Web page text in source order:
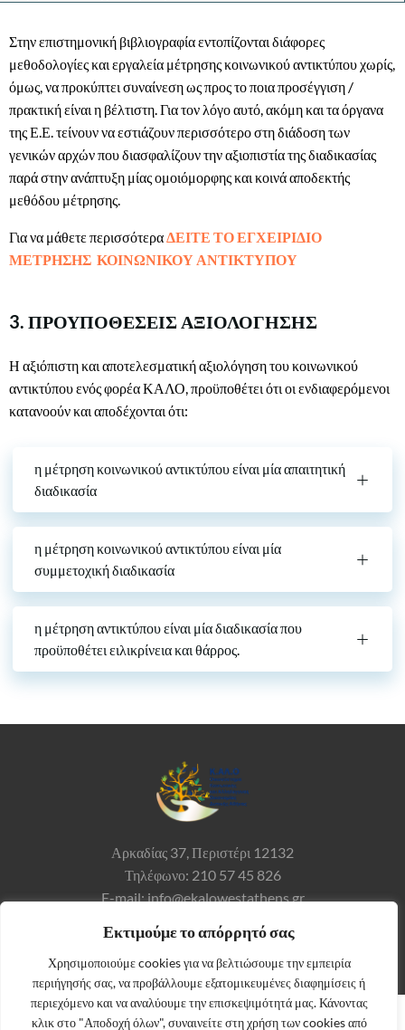
Εκτιμούμε το απόρρητό σας
Χρησιμοποιούμε cookies για να βελτιώσουμε την εμπειρία
περιήγησής σας, να προβάλλουμε εξατομικευμένες διαφημίσεις ή
περιεχόμενο και να αναλύουμε την επισκεψιμότητά μας. Κάνοντας
κλικ στο "Αποδοχή όλων", συναινείτε στη χρήση των cookies από
Στην επιστημονική βιβλιογραφία εντοπίζονται διάφορες
μεθοδολογίες και εργαλεία μέτρησης κοινωνικού αντικτύπου χωρίς,
όμως, να προκύπτει συναίνεση ως προς το ποια προσέγγιση /
πρακτική είναι η βέλτιστη. Για τον λόγο αυτό, ακόμη και τα όργανα
της Ε.Ε. τείνουν να εστιάζουν περισσότερο στη διάδοση των
γενικών αρχών που διασφαλίζουν την αξιοπιστία της διαδικασίας
παρά στην ανάπτυξη μίας ομοιόμορφης και κοινά αποδεκτής
μεθόδου μέτρησης.
Για να μάθετε περισσότεραΔΕΙΤΕ ΤΟ ΕΓΧΕΙΡΙΔΙΟ
ΜΕΤΡΗΣΗΣ ΚΟΙΝΩΝΙΚΟΥ ΑΝΤΙΚΤΥΠΟΥ
3. ΠΡΟΥΠΟΘΕΣΕΙΣ ΑΞΙΟΛΟΓΗΣΗΣ
Η αξιόπιστη και αποτελεσματική αξιολόγηση του κοινωνικού
αντικτύπου ενός φορέα ΚΑΛΟ, προϋποθέτει ότι οι ενδιαφερόμενοι
κατανοούν και αποδέχονται ότι:
η μέτρηση κοινωνικού αντικτύπου είναι μία απαιτητική
διαδικασία
η μέτρηση κοινωνικού αντικτύπου είναι μία
συμμετοχική διαδικασία
η μέτρηση αντικτύπου είναι μία διαδικασία που
προϋποθέτει ειλικρίνεια και θάρρος.
Αρκαδίας 37,Περιστέρι 12132
Τηλέφωνο: 210 57 45 826
E-mail: info@ekalowestathens.gr